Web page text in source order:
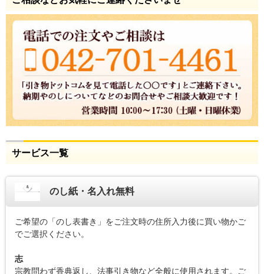
サービス一覧
のし紙・名入れ無料
ご希望の「のし表書き」をご注文時の住所入力後に買い物かご
でご選択ください。
志
宗教問わず香典返し、法事引き物など全般に使用されます。ご